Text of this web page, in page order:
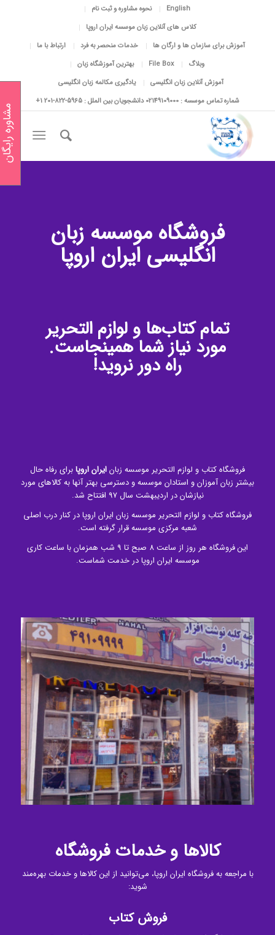
English
نحوه مشاوره و ثبت نام
کلاس های آنلاین زبان موسسه ایران اروپا
آموزش برای سازمان ها و ارگان ها
خدمات منحصر به فرد
ارتباط با ما
وبلاگ
File Box
بهترین آموزشگاه زبان
آموزش آنلاین زبان انگلیسی
یادگیری مکالمه زبان انگلیسی
شماره تماس موسسه : 02149109000 دانشجویان بین الملل : 5965-822-201 1+
فروشگاه موسسه زبان
انگلیسی ایران اروپا
تمام کتاب‌ها و لوازم التحریر
مورد نیاز شما همینجاست.
راه دور نروید!
فروشگاه کتاب و لوازم التحریر موسسه زبانایران اروپابرای رفاه حال
بیشتر زبان آموزان و استادان موسسه و دسترسی بهتر آنها به کالاهای مورد
نیازشان در اردیبهشت سال 97 افتتاح شد.
فروشگاه کتاب و لوازم التحریر موسسه زبان ایران اروپا در کنار درب اصلی
شعبه مرکزی موسسه قرار گرفته است.
این فروشگاه هر روز از ساعت 8 صبح تا 9 شب همزمان با ساعت کاری
موسسه ایران اروپا در خدمت شماست.
کالاها و خدمات فروشگاه
با مراجعه به فروشگاه ایران اروپا، می‌توانید از این کالاها و خدمات بهره‌مند
شوید:
فروش کتاب